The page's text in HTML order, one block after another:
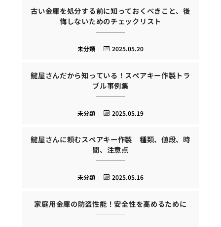
古い金庫を処分する前に知っておくべきこと、後
悔しないためのチェックリスト
2025.05.20
未分類
鍵屋さんだから知っている！スペアキー作製トラ
ブル事例集
2025.05.19
未分類
鍵屋さんに頼むスペアキー作製 種類、値段、時
間、注意点
2025.05.16
未分類
家庭用金庫の防盗性能！安全性を高めるために